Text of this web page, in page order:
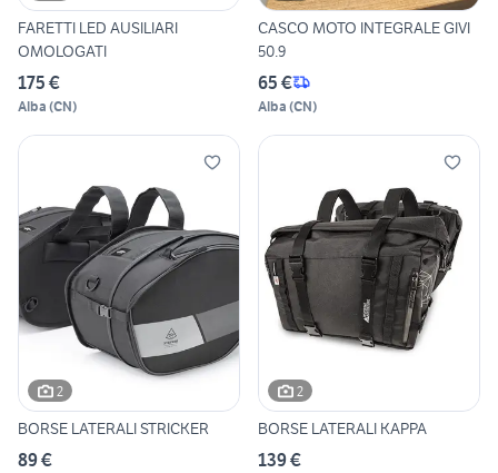
FARETTI LED AUSILIARI
OMOLOGATI
175 €
Alba (CN)
CASCO MOTO INTEGRALE GIVI
50.9
65 €
Alba (CN)
2
BORSE LATERALI STRICKER
89 €
2
BORSE LATERALI KAPPA
139 €